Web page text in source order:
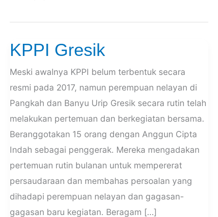
KPPI Gresik
Meski awalnya KPPI belum terbentuk secara
resmi pada 2017, namun perempuan nelayan di
Pangkah dan Banyu Urip Gresik secara rutin telah
melakukan pertemuan dan berkegiatan bersama.
Beranggotakan 15 orang dengan Anggun Cipta
Indah sebagai penggerak. Mereka mengadakan
pertemuan rutin bulanan untuk mempererat
persaudaraan dan membahas persoalan yang
dihadapi perempuan nelayan dan gagasan-
gagasan baru kegiatan. Beragam […]
KPPI
Gresik